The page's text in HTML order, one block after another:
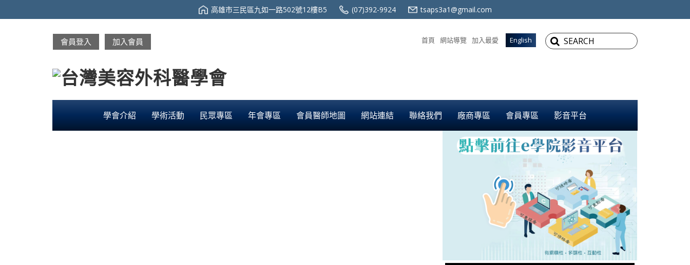
高雄市三民區九如一路502號12樓B5 (07)392-9924 tsaps3a1@gmail.com
首頁 網站導覽 加入最愛 English
會員登入 加入會員
學會介紹 學術活動 民眾專區 年會專區 會員醫師地圖 網站連結 聯絡我們 廠商專區 會員專區 影音平台